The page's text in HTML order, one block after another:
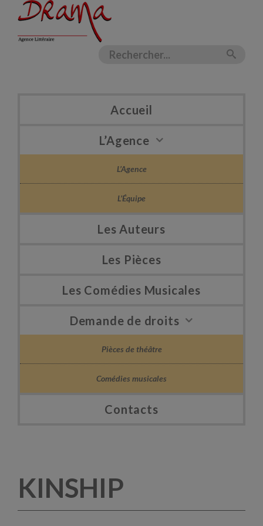
Accueil
L’Agence
L’Agence
L’Équipe
Les Auteurs
Les Pièces
Les Comédies Musicales
Demande de droits
Pièces de théâtre
Comédies musicales
Contacts
KINSHIP